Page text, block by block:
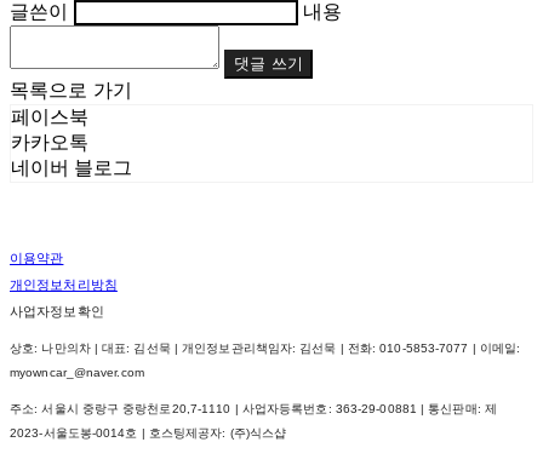
글쓴이
내용
댓글 쓰기
목록으로 가기
페이스북
카카오톡
네이버 블로그
이용약관
개인정보처리방침
사업자정보확인
상호: 나만의차 | 대표: 김선묵 | 개인정보관리책임자: 김선묵 | 전화: 010-5853-7077 | 이메일:
myowncar_@naver.com
주소: 서울시 중랑구 중랑천로20,7-1110 | 사업자등록번호: 363-29-00881 | 통신판매: 제
2023-서울도봉-0014호
| 호스팅제공자: (주)식스샵